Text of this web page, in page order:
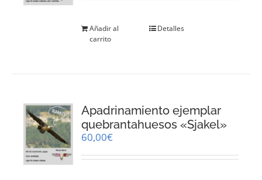
Añadir al
carrito
Detalles
Apadrinamiento ejemplar
quebrantahuesos «Sjakel»
60,00€